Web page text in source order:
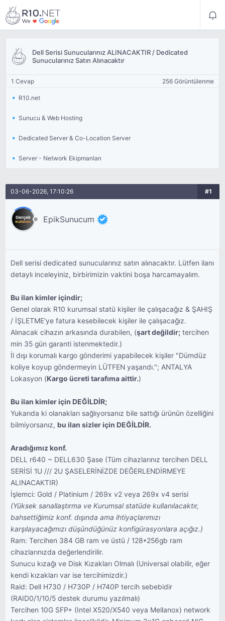
Dell Serisi Sunucularınız ALINACAKTIR / Dedicated
Sunucularınız Satın Alınacaktır
1 Cevap 256 Görüntülenme
R10.net
Sunucu & Web Hosting
Dedicated Server & Co-Location Server
Server - Network Ekipmanları
03-06-2026, 17:10:26 #1
EpikSunucum
Dell serisi dedicated sunucularınız satın alınacaktır. Lütfen ilanı
detaylı inceleyiniz, birbirimizin vaktini boşa harcamayalım.
Bu ilan kimler içindir;
Genel olarak R10 kurumsal statü kişiler ile çalışacağız & ŞAHIŞ
/ İŞLETME'ye fatura kesebilecek kişiler ile çalışacağız.
Alınacak cihazın arkasında durabilen, (şart değildir; tercihen
min 35 gün garanti istenmektedir.)
İl dışı korumalı kargo gönderimi yapabilecek kişiler "Dümdüz
koliye koyup göndermeyin LÜTFEN yaşandı."; ANTALYA
Lokasyon (Kargo ücreti tarafıma aittir.)
Bu ilan kimler için DEĞİLDİR;
Yukarıda ki olanakları sağlıyorsanız bile sattığı ürünün özelliğini
bilmiyorsanız, bu ilan sizler için DEĞİLDİR.
Aradığımız konf.
DELL r640 ~ DELL630 Şase (Tüm cihazlarınız tercihen DELL
SERİSİ 1U /// 2U ŞASELERİNİZDE DEĞERLENDİRMEYE
ALINACAKTIR)
İşlemci: Gold / Platinium / 269x v2 veya 269x v4 serisi
(Yüksek sanallaştırma ve Kurumsal statüde kullanılacaktır,
bahsettiğimiz konf. dışında ama ihtiyaçlarımızı
karşılayacağımızı düşündüğünüz konfigürasyonlara açığız.)
Ram: Tercihen 384 GB ram ve üstü / 128*256gb ram
cihazlarınızda değerlendirilir.
Sunucu kızağı ve Disk Kızakları Olmalı (Universal olabilir, eğer
kendi kızakları var ise tercihimizdir.)
Raid: Dell H730 / H730P / H740P tercih sebebidir
(RAID0/1/10/5 destek durumu yazılmalı)
Tercihen 10G SFP+ (Intel X520/X540 veya Mellanox) network